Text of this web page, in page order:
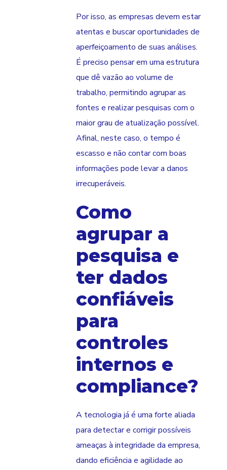
Por isso, as empresas devem estar
atentas e buscar oportunidades de
aperfeiçoamento de suas análises.
É preciso pensar em uma estrutura
que dê vazão ao volume de
trabalho, permitindo agrupar as
fontes e realizar pesquisas com o
maior grau de atualização possível.
Afinal, neste caso, o tempo é
escasso e não contar com boas
informações pode levar a danos
irrecuperáveis.
Como
agrupar a
pesquisa e
ter dados
confiáveis
para
controles
internos e
compliance?
A tecnologia já é uma forte aliada
para detectar e corrigir possíveis
ameaças à integridade da empresa,
dando eficiência e agilidade ao